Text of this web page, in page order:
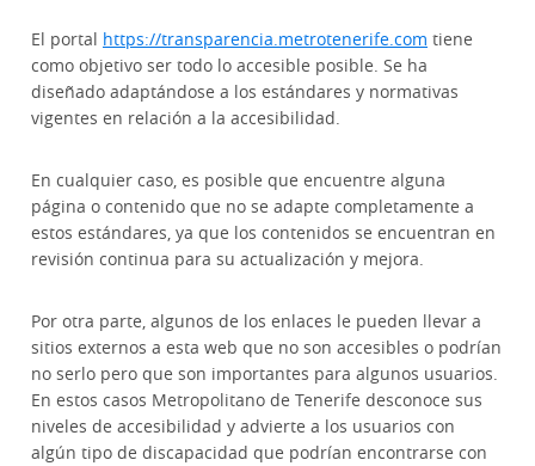
El portal https://transparencia.metrotenerife.com tiene
como objetivo ser todo lo accesible posible. Se ha
diseñado adaptándose a los estándares y normativas
vigentes en relación a la accesibilidad.
En cualquier caso, es posible que encuentre alguna
página o contenido que no se adapte completamente a
estos estándares, ya que los contenidos se encuentran en
revisión continua para su actualización y mejora.
Por otra parte, algunos de los enlaces le pueden llevar a
sitios externos a esta web que no son accesibles o podrían
no serlo pero que son importantes para algunos usuarios.
En estos casos Metropolitano de Tenerife desconoce sus
niveles de accesibilidad y advierte a los usuarios con
algún tipo de discapacidad que podrían encontrarse con